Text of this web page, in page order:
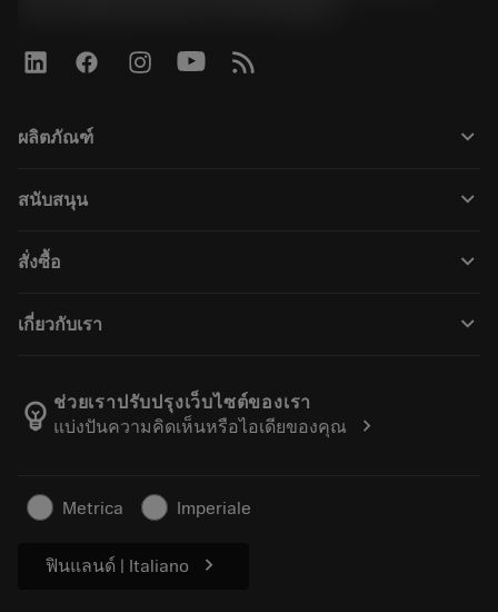
ผลิตภัณฑ์ keyboard_arrow_down
ซอฟต์แวร์ทั้งหมด
การรีไซเคิล
Tailor Made
สนับสนุน keyboard_arrow_down
ผู้จัดจำหน่ายและผู้เชี่ยวชาญ
คู่มือและบทช่วยสอน
สั่งซื้อ keyboard_arrow_down
สั่งซื้อ
ติดตามคำสั่งซื้อของคุณ
ทำใบเสนอราคา
เกี่ยวกับเรา keyboard_arrow_down
Manufacturing Wellness
อาชีพ
บทความ
สำหรับสื่อมวลชน
emoji_objects ช่วยเราปรับปรุงเว็บไซต์ของเรา
แบ่งปันความคิดเห็นหรือไอเดียของคุณ
chevron_right
Metrica Imperiale
ฟินแลนด์ | Italiano chevron_right